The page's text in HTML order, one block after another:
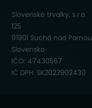
Slovenské trvalky, s.r.o.
125
91901 Suchá nad Parnou
Slovensko
IČO: 47430567
IČ DPH: SK2023902430